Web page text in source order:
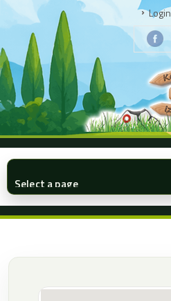
Login